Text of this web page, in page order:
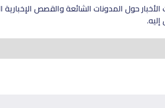
حول المدونات الشائعة والقصص الإخبارية